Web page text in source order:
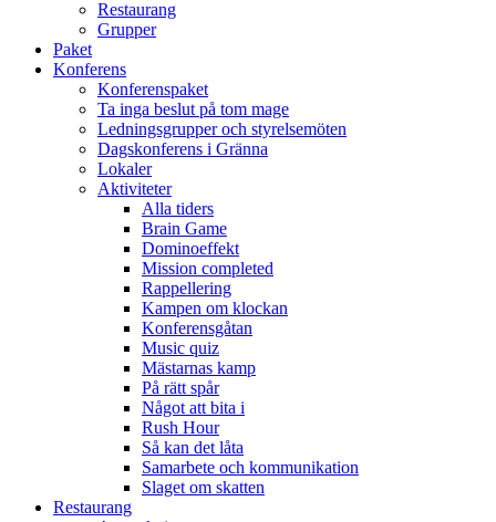
Restaurang
Grupper
Paket
Konferens
Konferenspaket
Ta inga beslut på tom mage
Ledningsgrupper och styrelsemöten
Dagskonferens i Gränna
Lokaler
Aktiviteter
Alla tiders
Brain Game
Dominoeffekt
Mission completed
Rappellering
Kampen om klockan
Konferensgåtan
Music quiz
Mästarnas kamp
På rätt spår
Något att bita i
Rush Hour
Så kan det låta
Samarbete och kommunikation
Slaget om skatten
Restaurang